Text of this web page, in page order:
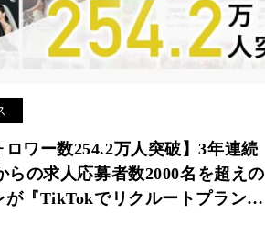
ロワー数254.2万人突破】3年連続
らの求人応募者数2000名を超えの
が『TikTokでリクルートプラン』